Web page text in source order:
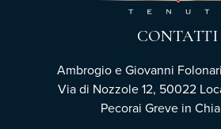
CONTATTI
Ambrogio e Giovanni
Via di Nozzole 12, 50022
Pecorai Greve in